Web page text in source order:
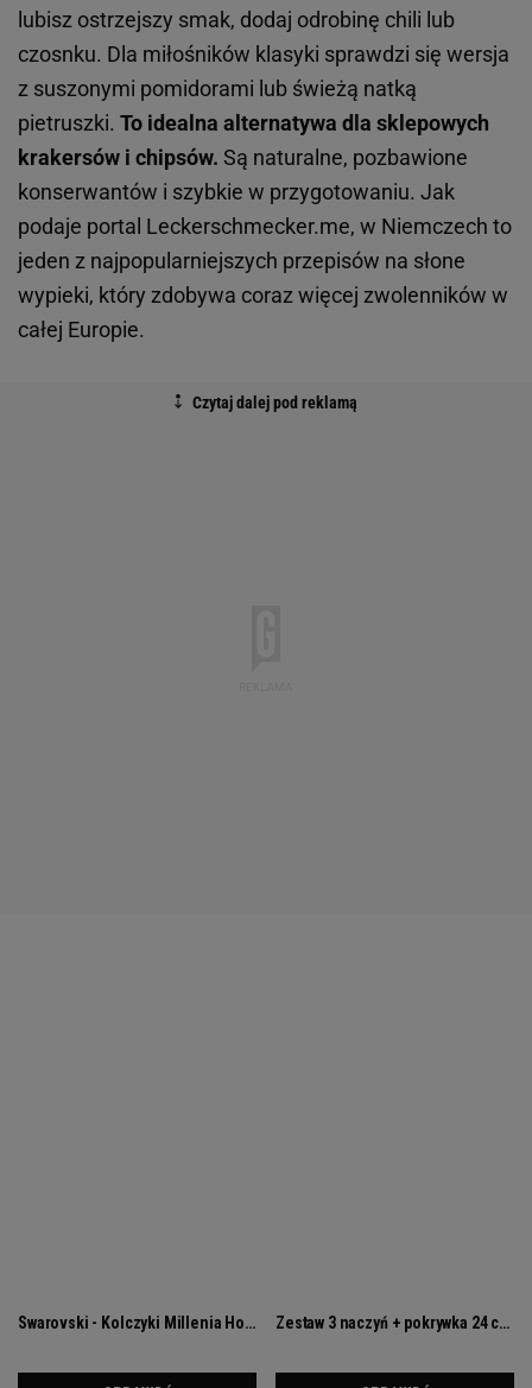
lubisz ostrzejszy smak, dodaj odrobinę chili lub
czosnku. Dla miłośników klasyki sprawdzi się wersja
z suszonymi pomidorami lub świeżą natką
pietruszki. To idealna alternatywa dla sklepowych
krakersów i chipsów. Są naturalne, pozbawione
konserwantów i szybkie w przygotowaniu. Jak
podaje portal Leckerschmecker.me, w Niemczech to
jeden z najpopularniejszych przepisów na słone
wypieki, który zdobywa coraz więcej zwolenników w
całej Europie.